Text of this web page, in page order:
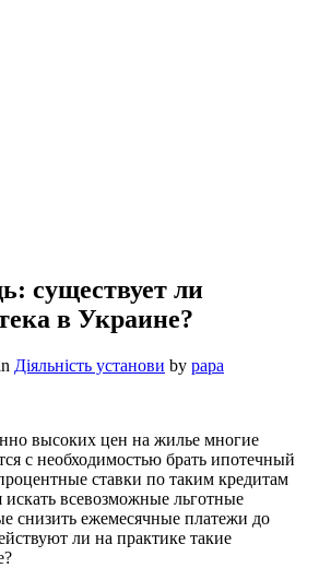
существует ли
в Украине?
Діяльність установи by papa
высоких цен на жилье многие
с необходимостью брать ипотечный
ставки по таким кредитам
искать всевозможные льготные
снизить ежемесячные платежи до
ли на практике такие